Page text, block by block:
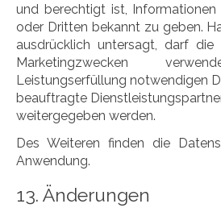
und berechtigt ist,
oder Dritten bekannt zu geben.
ausdrücklich untersagt, darf
Marketingzwecken
Leistungserfüllung notwendigen
beauftragte
weitergegeben werden.
Des Weiteren finden die
Anwendung.
13. Änderungen